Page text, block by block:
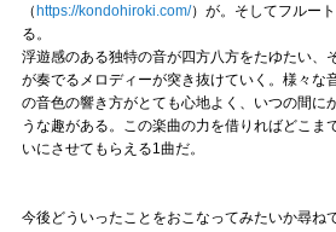
（https://kondohiroki.com/）が。そしてフルー
る。
浮遊感のある独特の音が四方八方をたゆたい、
が奏でるメロディーが突き抜けていく。様々な
の音色の響き方がとても心地よく、いつの間に
うな趣がある。この楽曲の力を借りればどこま
いにさせてもらえる1曲だ。
今後どういったことをおこなってみたいか尋ね